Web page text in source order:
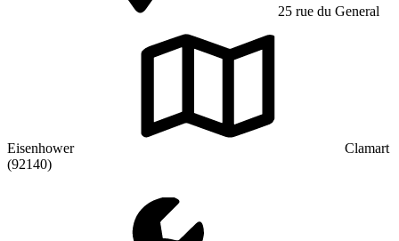
25 rue du General
Eisenhower
Clamart
(92140)